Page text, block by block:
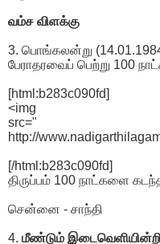
வம்ச விளக்கு
3. பொங்கலன்று
பேராதரவைப் பெற்று 100
[html:b283c090fd]
<img
src="
http://
[/html:b283c090fd]
திருப்பம் 100 நாட்களை
சென்னை - சாந்தி
4. மீண்டும்